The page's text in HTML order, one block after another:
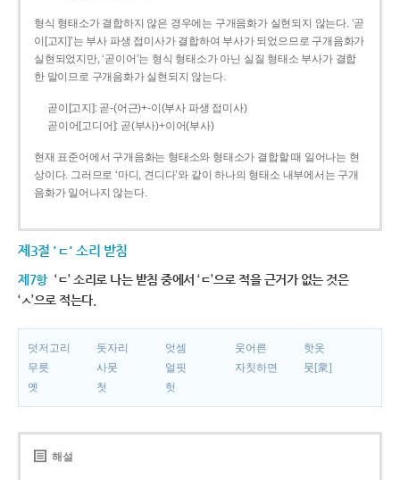
형식 형태소가 결합하지 않은 경우에는 구개음화가 실현되지 않는다. ‘곧
이[고지]’는 부사 파생 접미사가 결합하여 부사가 되었으므로 구개음화가
실현되었지만, ‘곧이어’는 형식 형태소가 아닌 실질 형태소 부사가 결합
한 말이므로 구개음화가 실현되지 않는다.
곧이[고지]: 곧-­(어근)+­-이(부사 파생 접미사)
곧이어[고디어]: 곧(부사)+이어(부사)
현재 표준어에서 구개음화는 형태소와 형태소가 결합할 때 일어나는 현
상이다. 그러므로 ‘마디, 견디다’와 같이 하나의 형태소 내부에서는 구개
음화가 일어나지 않는다.
제3절 'ㄷ' 소리 받침
제7항 ‘ㄷ’ 소리로 나는 받침 중에서 ‘ㄷ’으로 적을 근거가 없는 것은
‘ㅅ’으로 적는다.
덧저고리 돗자리 엇셈 웃어른
핫옷
무릇
사뭇 얼핏 자칫하면
뭇[衆]
옛
첫 헛
해설